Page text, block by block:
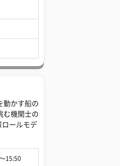
動かす船の
む機関士の
ロールモデ
15:50